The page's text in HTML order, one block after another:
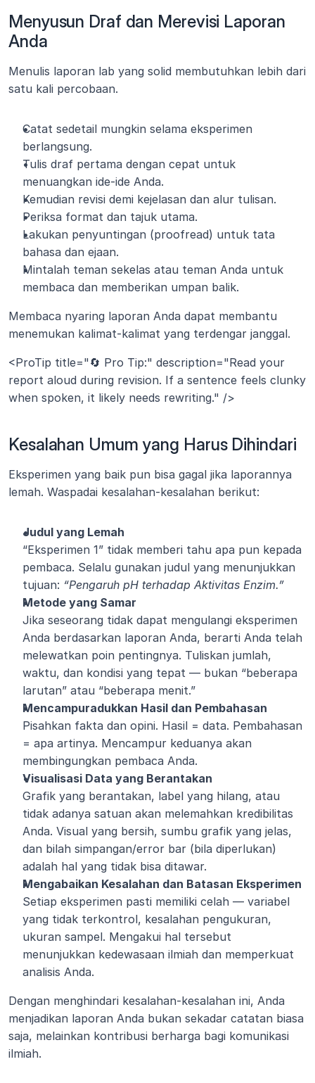
Menyusun Draf dan Merevisi Laporan
Anda
Menulis laporan lab yang solid membutuhkan lebih dari
satu kali percobaan.
Catat sedetail mungkin selama eksperimen
berlangsung.
Tulis draf pertama dengan cepat untuk
menuangkan ide-ide Anda.
Kemudian revisi demi kejelasan dan alur tulisan.
Periksa format dan tajuk utama.
Lakukan penyuntingan (proofread) untuk tata
bahasa dan ejaan.
Mintalah teman sekelas atau teman Anda untuk
membaca dan memberikan umpan balik.
Membaca nyaring laporan Anda dapat membantu
menemukan kalimat-kalimat yang terdengar janggal.
<ProTip title="🔄 Pro Tip:" description="Read your
report aloud during revision. If a sentence feels clunky
when spoken, it likely needs rewriting." />
Kesalahan Umum yang Harus Dihindari
Eksperimen yang baik pun bisa gagal jika laporannya
lemah. Waspadai kesalahan-kesalahan berikut:
Judul yang Lemah
“Eksperimen 1” tidak memberi tahu apa pun kepada
pembaca. Selalu gunakan judul yang menunjukkan
tujuan: “Pengaruh pH terhadap Aktivitas Enzim.”
Metode yang Samar
Jika seseorang tidak dapat mengulangi eksperimen
Anda berdasarkan laporan Anda, berarti Anda telah
melewatkan poin pentingnya. Tuliskan jumlah,
waktu, dan kondisi yang tepat — bukan “beberapa
larutan” atau “beberapa menit.”
Mencampuradukkan Hasil dan Pembahasan
Pisahkan fakta dan opini. Hasil = data. Pembahasan
= apa artinya. Mencampur keduanya akan
membingungkan pembaca Anda.
Visualisasi Data yang Berantakan
Grafik yang berantakan, label yang hilang, atau
tidak adanya satuan akan melemahkan kredibilitas
Anda. Visual yang bersih, sumbu grafik yang jelas,
dan bilah simpangan/error bar (bila diperlukan)
adalah hal yang tidak bisa ditawar.
Mengabaikan Kesalahan dan Batasan Eksperimen
Setiap eksperimen pasti memiliki celah — variabel
yang tidak terkontrol, kesalahan pengukuran,
ukuran sampel. Mengakui hal tersebut
menunjukkan kedewasaan ilmiah dan memperkuat
analisis Anda.
Dengan menghindari kesalahan-kesalahan ini, Anda
menjadikan laporan Anda bukan sekadar catatan biasa
saja, melainkan kontribusi berharga bagi komunikasi
ilmiah.